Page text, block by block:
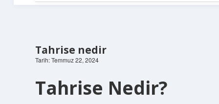
Tahrise nedir
Tarih: Temmuz 22, 2024
Tahrise Nedir?